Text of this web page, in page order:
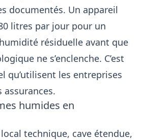
documentés. Un appareil
litres par jour pour un
résiduelle avant que
ne s’enclenche. C’est
qu’utilisent les entreprises
assurances.
humides en
technique, cave étendue,